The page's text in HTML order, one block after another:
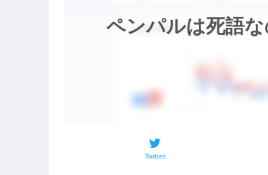
ペンパルは死語
Twitter